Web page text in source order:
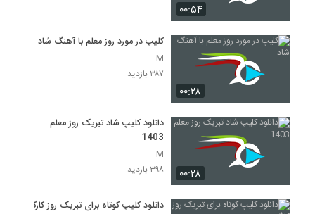
۰۰:۵۴
۰۰:۲۸
کلیپ در مورد روز معلم با آهنگ شاد
M
۳۸۷ بازدید
۰۰:۲۸
دانلود کلیپ شاد تبریک روز معلم
1403
M
۳۹۸ بازدید
دانلود کلیپ کوتاه برای تبریک روز کارگر